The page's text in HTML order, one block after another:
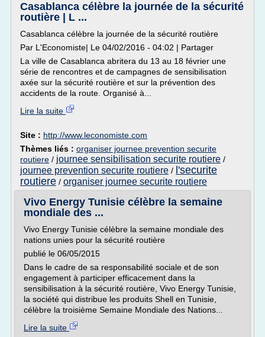
Casablanca célèbre la journée de la sécurité
routière | L ...
Casablanca célèbre la journée de la sécurité routière
Par L'Economiste| Le 04/02/2016 - 04:02 | Partager
La ville de Casablanca abritera du 13 au 18 février une
série de rencontres et de campagnes de sensibilisation
axée sur la sécurité routière et sur la prévention des
accidents de la route. Organisé à...
Lire la suite
Site : http://www.leconomiste.com
Thèmes liés : organiser journee prevention securite
routiere / journee sensibilisation securite routiere /
journee prevention securite routiere / l'securite
routiere / organiser journee securite routiere
Vivo Energy Tunisie célèbre la semaine
mondiale des ...
Vivo Energy Tunisie célèbre la semaine mondiale des
nations unies pour la sécurité routière
publié le 06/05/2015
Dans le cadre de sa responsabilité sociale et de son
engagement à participer efficacement dans la
sensibilisation à la sécurité routière, Vivo Energy Tunisie,
la société qui distribue les produits Shell en Tunisie,
célèbre la troisième Semaine Mondiale des Nations...
Lire la suite